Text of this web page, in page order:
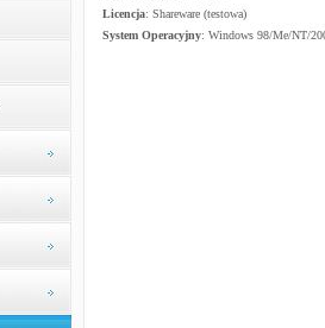
Licencja: Shareware (testowa)
System Operacyjny: Windows 98/Me/NT/